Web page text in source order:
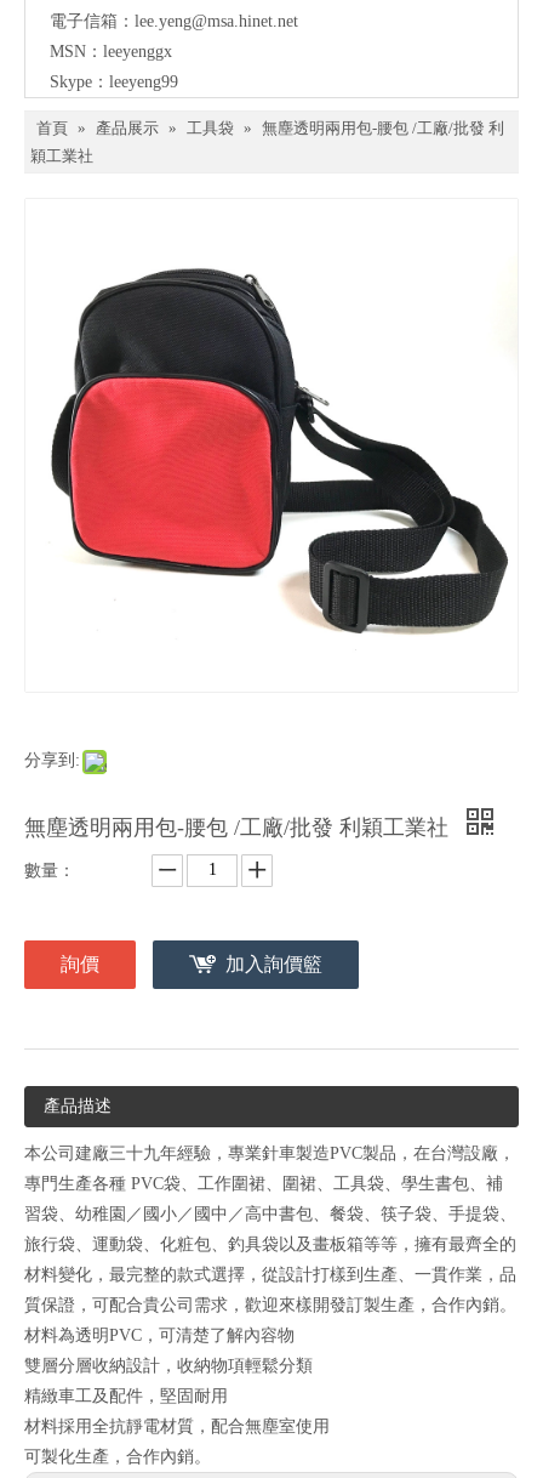
電子信箱：lee.yeng@msa.hinet.net
MSN：leeyenggx
Skype：leeyeng99
首頁 » 產品展示 » 工具袋 » 無塵透明兩用包-腰包 /工廠/批發 利
穎工業社
分享到:
無塵透明兩用包-腰包 /工廠/批發 利穎工業社
數量：
詢價 加入詢價籃
產品描述
本公司建廠三十九年經驗，專業針車製造PVC製品，在台灣設廠，
專門生產各種 PVC袋、工作圍裙、圍裙、工具袋、學生書包、補
習袋、幼稚園／國小／國中／高中書包、餐袋、筷子袋、手提袋、
旅行袋、運動袋、化粧包、釣具袋以及畫板箱等等，擁有最齊全的
材料變化，最完整的款式選擇，從設計打樣到生產、一貫作業，品
質保證，可配合貴公司需求，歡迎來樣開發訂製生產，合作內銷。
材料為透明PVC，可清楚了解內容物
雙層分層收納設計，收納物項輕鬆分類
精緻車工及配件，堅固耐用
材料採用全抗靜電材質，配合無塵室使用
可製化生產，合作內銷。